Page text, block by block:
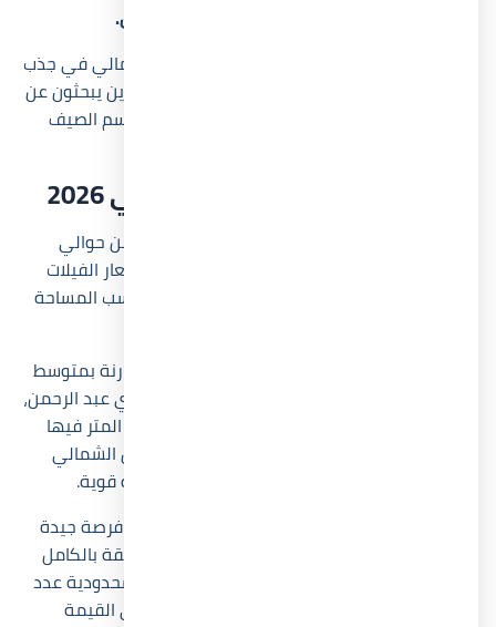
وحدات بإطلالات مباشرة على البحر واللاجون.
ساهم تنوع المساحات داخل قرية زويا الساحل الشمالي في جذب
شرائح مختلفة من العملاء، خاصة المستثمرين الذين يبحثون عن
وحدات صغيرة تحقق عائداً إيجارياً مرتفعاً خلال مواسم الصيف
أسعار قرية زويا الساحل الشمالي 2026
تبدأ أسعار قرية زويا الساحل الشمالي في 2026 من حوالي
6,500,000 جنيه مصري للشاليهات، بينما تصل أسعار الفيلات
الكبيرة إلى أكثر من 20,000,000 جنيه مصري بحسب المساحة
تُعد أسعار Village Zoya North Coast منافسة مقارنة بمتوسط
أسعار المشروعات المحيطة في خليج غزالة وسيدي عبد الرحمن،
خاصة أن بعض القرى المجاورة تجاوز متوسط سعر المتر فيها
120,000 جنيه. بينما ما زالت زويا لاند مارك الساحل الشمالي
تقدم أسعاراً أقل نسبياً مع إمكانات نمو مستقبلية قوية.
يرى عدد كبير من المستثمرين أن المشروع يمتلك فرصة جيدة
للارتفاع السعري خلال السنوات المقبلة، لأن المنطقة بالكامل
تشهد توسعات عمرانية وسياحية ضخمة. كما أن محدودية عدد
الوحدات داخل المشروع قد تساعد في الحفاظ على القيمة